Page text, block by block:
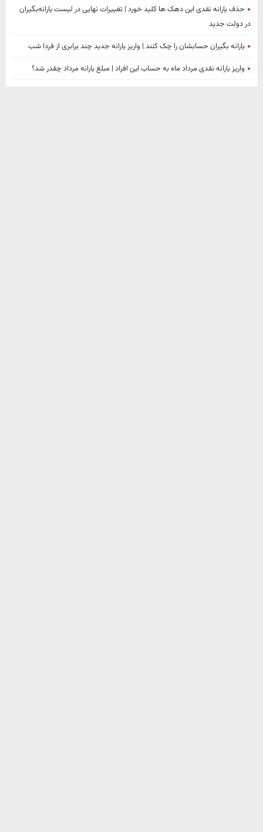
حذف یارانه نقدی این دهک ها کلید خورد | تغییرات نهایی در لیست یارانه‌بگیران
در دولت جدید
یارانه بگیران حسابشان را چک کنند | واریز یارانه جدید چند برابری از فردا شب
واریز یارانه نقدی مرداد ماه به حساب این افراد | مبلغ یارانه مرداد چقدر شد؟